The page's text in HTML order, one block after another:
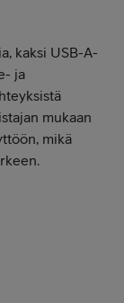
kaksi USB-A-
ja
mukaan
mikä